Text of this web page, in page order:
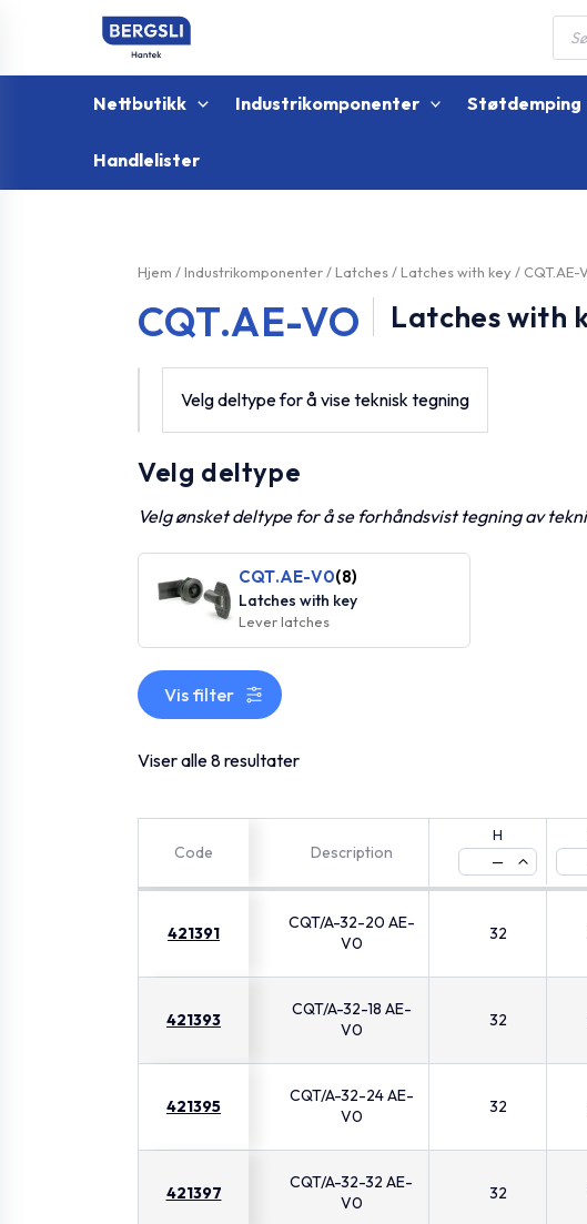
Nettbutikk Industrikomponenter Støtdemping
Handlelister
Hjem / Industrikomponenter/ Latches/ Latches with key / CQT.AE-
CQT.AE-VO Latches with
Velg deltype for å vise teknisk tegning
Velg deltype
Velg ønsket deltype for å se forhåndsvist tegning av
CQT.AE-V0(8)
Latches with key
Lever latches
Vis filter
Viser alle 8 resultater
Code Description
H
—
421391
CQT/A-32-20 AE-
V0
32
421393
CQT/A-32-18 AE-
V0
32
421395
CQT/A-32-24 AE-
V0
32
421397
CQT/A-32-32 AE-
V0
32